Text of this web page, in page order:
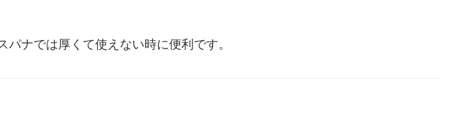
ナでは厚くて使えない時に便利です。